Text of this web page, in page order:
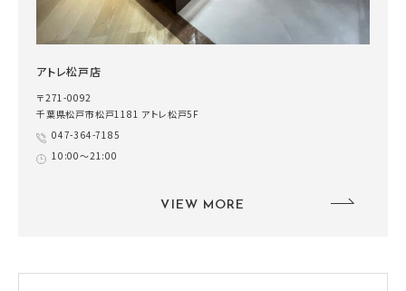
アトレ松戸店
〒271-0092
千葉県松戸市松戸1181 アトレ松戸5F
047-364-7185
10:00～21:00
VIEW MORE